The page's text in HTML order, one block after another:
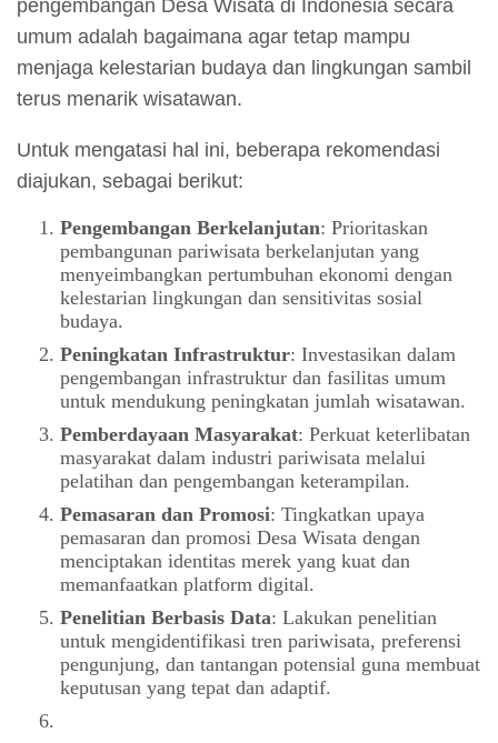
pengembangan Desa Wisata di Indonesia secara
umum adalah bagaimana agar tetap mampu
menjaga kelestarian budaya dan lingkungan sambil
terus menarik wisatawan.
Untuk mengatasi hal ini, beberapa rekomendasi
diajukan, sebagai berikut:
Pengembangan Berkelanjutan: Prioritaskan
pembangunan pariwisata berkelanjutan yang
menyeimbangkan pertumbuhan ekonomi dengan
kelestarian lingkungan dan sensitivitas sosial
budaya.
Peningkatan Infrastruktur: Investasikan dalam
pengembangan infrastruktur dan fasilitas umum
untuk mendukung peningkatan jumlah wisatawan.
Pemberdayaan Masyarakat: Perkuat keterlibatan
masyarakat dalam industri pariwisata melalui
pelatihan dan pengembangan keterampilan.
Pemasaran dan Promosi: Tingkatkan upaya
pemasaran dan promosi Desa Wisata dengan
menciptakan identitas merek yang kuat dan
memanfaatkan platform digital.
Penelitian Berbasis Data: Lakukan penelitian
untuk mengidentifikasi tren pariwisata, preferensi
pengunjung, dan tantangan potensial guna membuat
keputusan yang tepat dan adaptif.